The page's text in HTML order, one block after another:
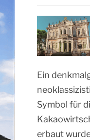
Ein
Symbol für
erbaut